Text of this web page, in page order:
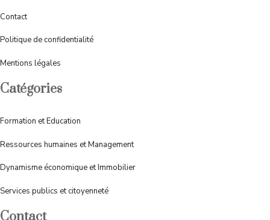
Contact
Politique de confidentialité
Mentions légales
Catégories
Formation et Education
Ressources humaines et Management
Dynamisme économique et Immobilier
Services publics et citoyenneté